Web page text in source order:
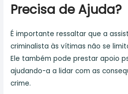
Precisa de Ajuda?
É importante ressaltar que a
criminalista às vítimas não se
Ele também pode prestar apoio
ajudando-a a lidar com as
crime.